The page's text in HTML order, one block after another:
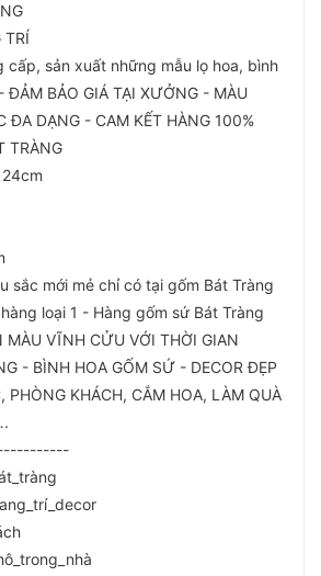
TRÍ
cấp, sản xuất những mẫu lọ hoa, bình
BẢO GIÁ TẠI XƯỞNG - MÀU
ĐA DẠNG - CAM KẾT HÀNG 100%
TRÀNG
sắc mới mẻ chỉ có tại gốm Bát Tràng
loại 1 - Hàng gốm sứ Bát Tràng
MÀU VĨNH CỬU VỚI THỜI GIAN
- BÌNH HOA GỐM SỨ - DECOR ĐẸP
PHÒNG KHÁCH, CẮM HOA, LÀM QUÀ